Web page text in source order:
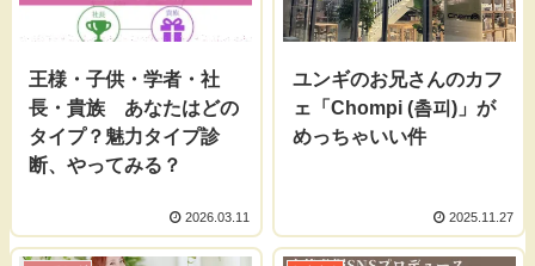
王様・子供・学者・社
長・貴族 あなたはどの
タイプ？魅力タイプ診
断、やってみる？
2026.03.11
ユンギのお兄さんのカフ
ェ「Chompi (촘피)」が
めっちゃいい件
2025.11.27